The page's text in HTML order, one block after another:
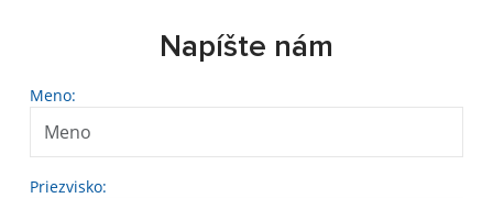
Napíšte nám
Meno:
Priezvisko: